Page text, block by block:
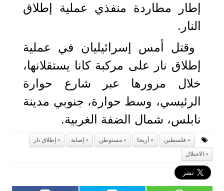
إطار مطاردة منفذي عملية إطلاق
النار.
وقتل أمس إسرائيليان في عملية
إطلاق نار على مركبة كانا يستقلانها،
خلال مرورها عبر شارع حوارة
الرئيسي، وسط حوارة، جنوبي مدينة
نابلس، شمال الضفة الغربية.
فلسطين أريحا مستوطن إصابة
إطلاق نار
الاحتلال